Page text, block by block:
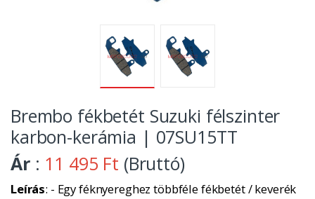
Brembo fékbetét Suzuki félszinter
karbon-kerámia | 07SU15TT
Ár : 11 495 Ft (Bruttó)
Leírás: - Egy féknyereghez többféle fékbetét / keverék